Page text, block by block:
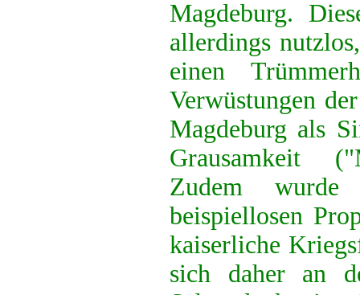
Magdeburg.
allerdings
einen
Verwüstungen
Magdeburg als
Grausamkeit
Zudem
beispiellosen
kaiserliche
sich daher an